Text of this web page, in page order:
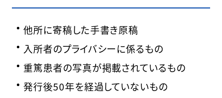
他所に寄稿した手書き原稿
入所者のプライバシーに係るもの
重篤患者の写真が掲載されているもの
発行後50年を経過していないもの